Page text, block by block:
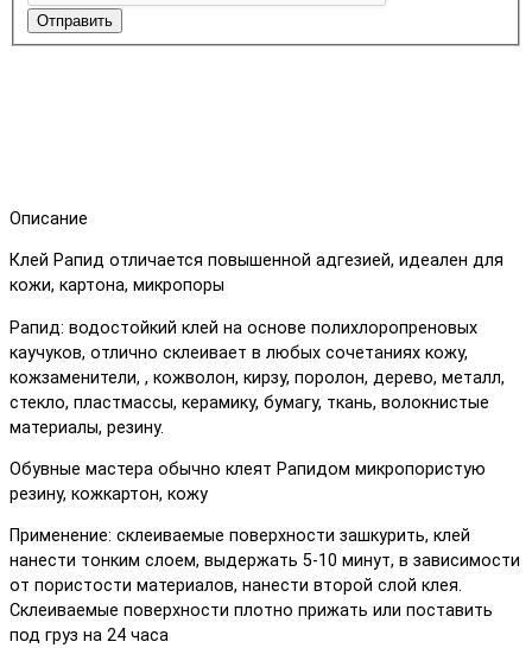
Отправить
Описание
Клей Рапид отличается повышенной адгезией, идеален для
кожи, картона, микропоры
Рапид: водостойкий клей на основе полихлоропреновых
каучуков, отлично склеивает в любых сочетаниях кожу,
кожзаменители, , кожволон, кирзу, поролон, дерево, металл,
стекло, пластмассы, керамику, бумагу, ткань, волокнистые
материалы, резину.
Обувные мастера обычно клеят Рапидом микропористую
резину, кожкартон, кожу
Применение: склеиваемые поверхности зашкурить, клей
нанести тонким слоем, выдержать 5-10 минут, в зависимости
от пористости материалов, нанести второй слой клея.
Склеиваемые поверхности плотно прижать или поставить
под груз на 24 часа